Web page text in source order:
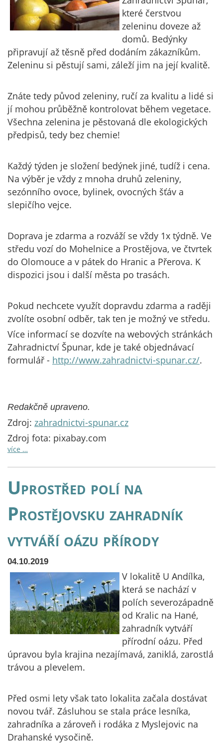
které čerstvou
zeleninu doveze až
domů. Bedýnky
připravují až těsně před dodáním zákazníkům.
Zeleninu si pěstují sami, záleží jim na její kvalitě.
Znáte tedy původ zeleniny, ručí za kvalitu a lidé si
jí mohou průběžně kontrolovat během vegetace.
Všechna zelenina je pěstovaná dle ekologických
předpisů, tedy bez chemie!
Každý týden je složení bedýnek jiné, tudíž i cena.
Na výběr je vždy z mnoha druhů zeleniny,
sezónního ovoce, bylinek, ovocných šťáv a
slepičího vejce.
Doprava je zdarma a rozváží se vždy 1x týdně. Ve
středu vozí do Mohelnice a Prostějova, ve čtvrtek
do Olomouce a v pátek do Hranic a Přerova. K
dispozici jsou i další města po trasách.
Pokud nechcete využít dopravdu zdarma a raději
zvolíte osobní odběr, tak ten je možný ve středu.
Více informací se dozvíte na webových stránkách
Zahradnictví Špunar, kde je také objednávací
formulář - http://www.zahradnictvi-spunar.cz/.
Redakčně upraveno.
Zdroj: zahradnictvi-spunar.cz
Zdroj fota: pixabay.com
více …
Uprostřed polí na
Prostějovsku zahradník
vytváří oázu přírody
04.10.2019
V lokalitě U Andílka,
která se nachází v
polích severozápadně
od Kralic na Hané,
zahradník vytváří
přírodní oázu. Před
úpravou byla krajina nezajímavá, zaniklá, zarostlá
trávou a plevelem.
Před osmi lety však tato lokalita začala dostávat
novou tvář. Zásluhou se stala práce lesníka,
zahradníka a zároveň i rodáka z Myslejovic na
Drahanské vysočině.